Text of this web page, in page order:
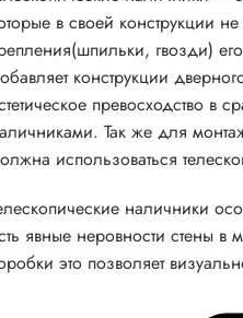
в своей конструкции
гвозди)
конструкции
превосходство в
Так же для
использоваться
наличники
явные неровности стены в
это позволяет